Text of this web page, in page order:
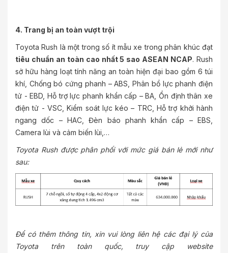
4. Trang bị an toàn vượt trội
Toyota Rush là một trong số ít mẫu xe trong phân khúc đạt
tiêu chuẩn an toàn cao nhất 5 sao ASEAN NCAP. Rush
sở hữu hàng loạt tính năng an toàn hiện đại bao gồm 6 túi
khí, Chống bó cứng phanh – ABS, Phân bổ lực phanh điện
tử - EBD, Hỗ trợ lực phanh khẩn cấp – BA, Ổn định thân xe
điện tử - VSC, Kiểm soát lực kéo – TRC, Hỗ trợ khởi hành
ngang dốc – HAC, Đèn báo phanh khẩn cấp – EBS,
Camera lùi và cảm biến lùi,…
Toyota Rush được phân phối với mức giá bán lẻ mới như
sau:
Để có thêm thông tin, xin vui lòng liên hệ các đại lý của
Toyota trên toàn quốc, truy cập website